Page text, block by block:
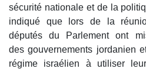
sécurité nationale et de la
indiqué que lors de la
députés du Parlement ont
des gouvernements jordanien
régime israélien à utiliser